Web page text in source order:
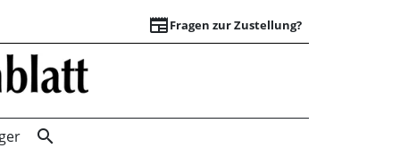
newspaperFragen zur Zustellung?
Endlich:
search